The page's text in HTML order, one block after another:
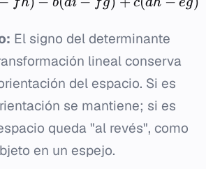
fh b di fg c dh eg
El signo del determinante
lineal conserva
del espacio. Si es
se mantiene; si es
queda "al revés", como
en un espejo.